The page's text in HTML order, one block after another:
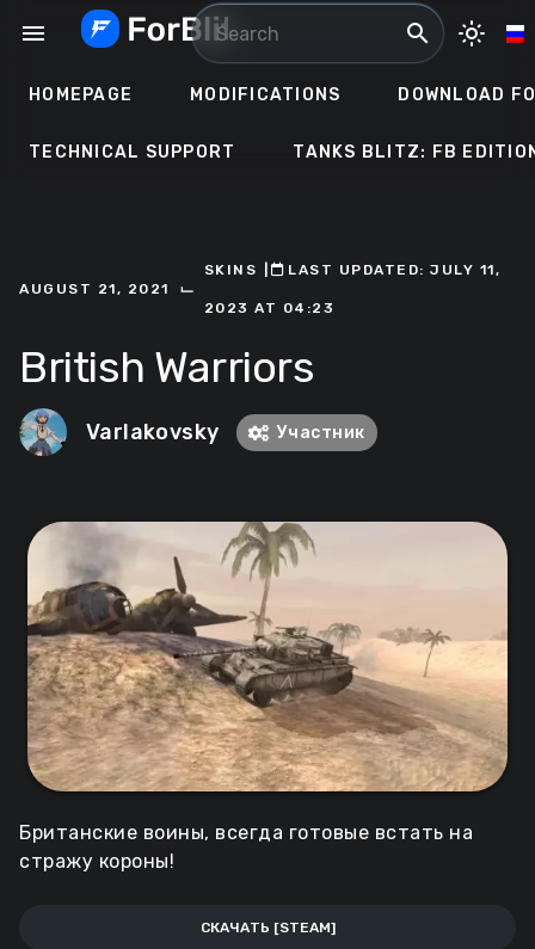
menu search light_mode
HOMEPAGE MODIFICATIONS DOWNLOAD
TECHNICAL SUPPORT TANKS BLITZ: FB
AUGUST 21, 2021 ⌙
SKINS ㅤLAST UPDATED: JULY 11,
2023 AT 04:23
British Warriors
Varlakovsky Участник
Британские воины, всегда готовые встать на
стражу короны!
СКАЧАТЬ [STEAM]